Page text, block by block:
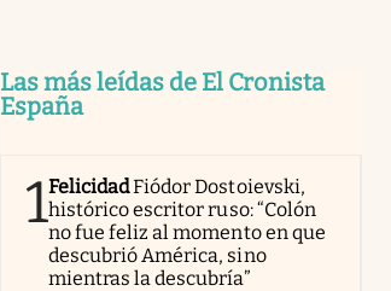
Las más leídas de El Cronista
España
1FelicidadFiódor Dostoievski,
histórico escritor ruso: “Colón
no fue feliz al momento en que
descubrió América, sino
mientras la descubría”